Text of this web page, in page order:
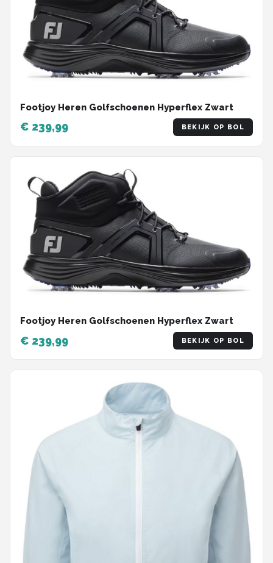
Footjoy Heren Golfschoenen Hyperflex Zwart
€ 239,99 BEKIJK OP BOL
Footjoy Heren Golfschoenen Hyperflex Zwart
€ 239,99 BEKIJK OP BOL